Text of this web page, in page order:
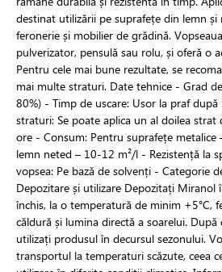
destinat utilizării pe suprafețe din lemn și
feronerie și mobilier de grădină.
pulverizator, pensulă sau rolu, și oferă o
Pentru cele mai bune rezultate, se
mai multe straturi. Date tehnice - Grad
80%) - Timp de uscare: Usor la praf
straturi: Se poate aplica un al doilea
ore - Consum: Pentru suprafețe
lemn neted – 10-12 m²/l - Rezistență la
vopsea: Pe bază de solvenți - Categorie
Depozitare și utilizare Depozitați
închis, la o temperatură de minim +5°C,
căldură și lumina directă a soarelui. După
utilizați produsul în decursul sezonului.
transportul la temperaturi scăzute, ceea